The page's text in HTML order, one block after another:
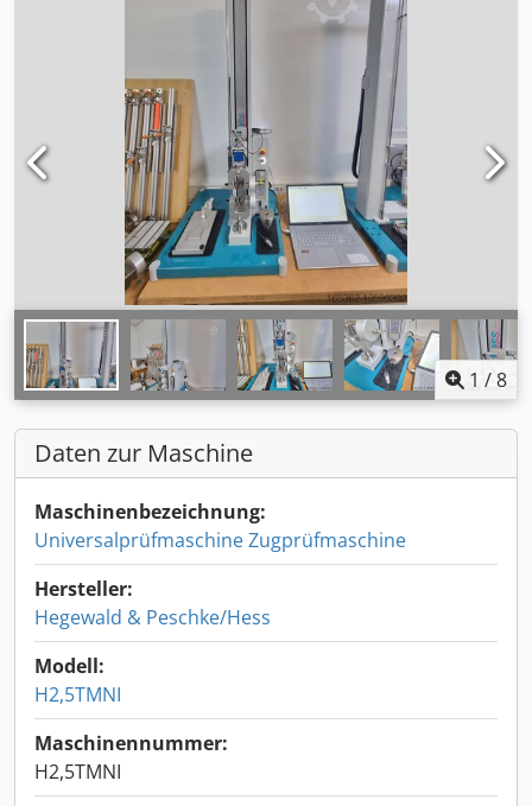
1 /8
Daten zur Maschine
Maschinenbezeichnung:
Universalprüfmaschine Zugprüfmaschine
Hersteller:
Hegewald & Peschke/Hess
Modell:
H2,5TMNI
Maschinennummer:
H2,5TMNI